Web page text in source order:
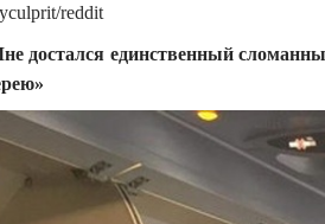
reddit
достался единственный